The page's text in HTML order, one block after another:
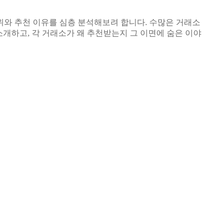
추천 이유를 심층 분석해보려 합니다. 수많은 거래소
하고, 각 거래소가 왜 추천받는지 그 이면에 숨은 이야